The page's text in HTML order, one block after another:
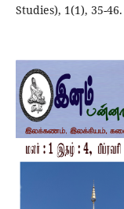
Studies), 1(1), 35-46.